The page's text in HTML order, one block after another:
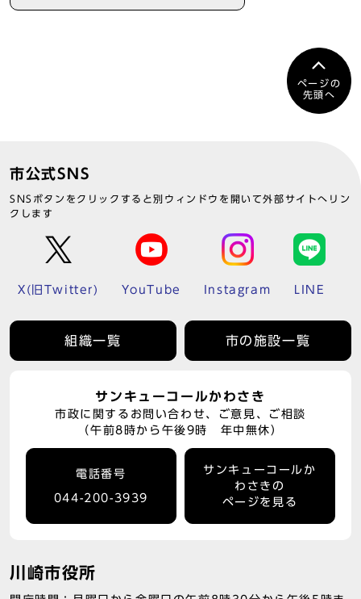
ページの
先頭へ
市公式SNS
SNSボタンをクリックすると別ウィンドウを開いて外部サイトへリン
クします
X(旧Twitter) YouTube Instagram LINE
組織一覧 市の施設一覧
サンキューコールかわさき
市政に関するお問い合わせ、ご意見、ご相談
（午前8時から午後9時 年中無休）
電話番号
044-200-3939
サンキューコールか
わさきの
ページを見る
川崎市役所